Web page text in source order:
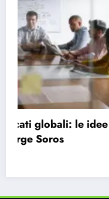
Bauman e la
sentiamo vuoti